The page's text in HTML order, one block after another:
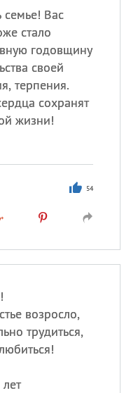
Вас
стало
годовщину
своей
терпения.
сохранят
жизни!
54
возросло,
трудиться,